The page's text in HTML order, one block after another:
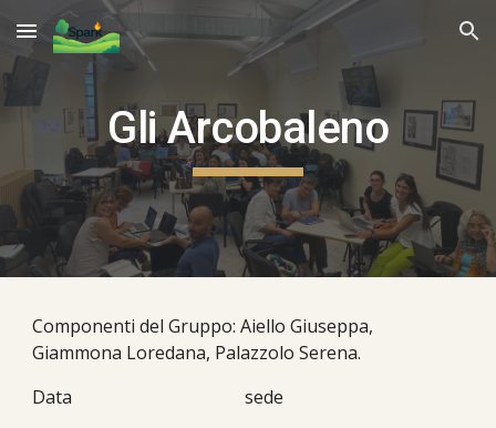
Skip to main content Skip to navigation
Gli Arcobaleno
Componenti del Gruppo: Aiello Giuseppa,
Giammona Loredana, Palazzolo Serena.
Data
sede